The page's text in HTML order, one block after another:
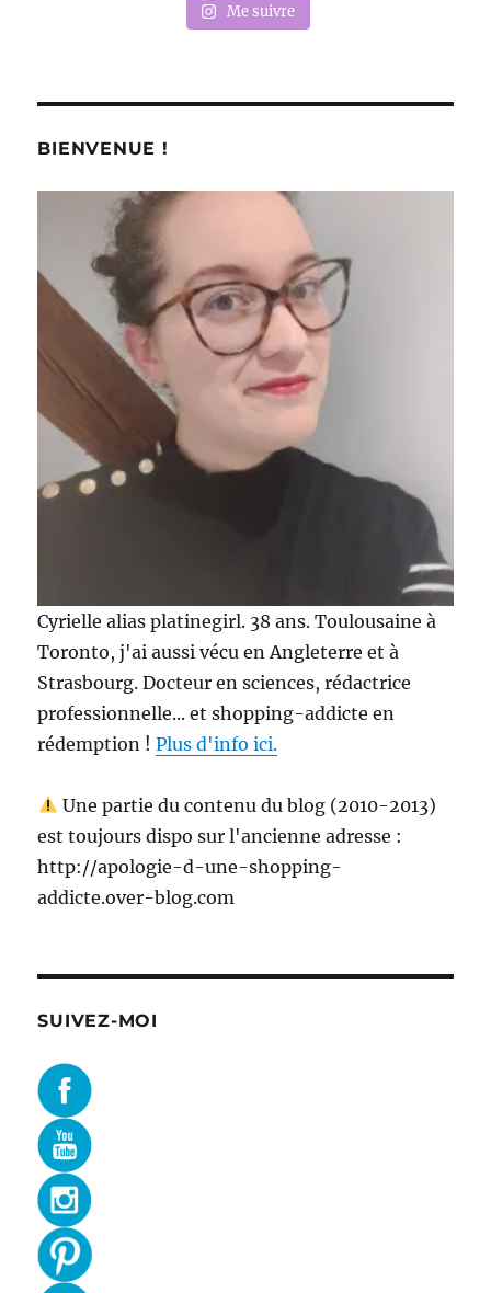
Me suivre
BIENVENUE !
Cyrielle alias platinegirl. 38 ans. Toulousaine à
Toronto, j'ai aussi vécu en Angleterre et à
Strasbourg. Docteur en sciences, rédactrice
professionnelle... et shopping-addicte en
rédemption !Plus d'info ici.
Une partie du contenu du blog (2010-2013)
est toujours dispo sur l'ancienne adresse :
http://apologie-d-une-shopping-
addicte.over-blog.com
SUIVEZ-MOI